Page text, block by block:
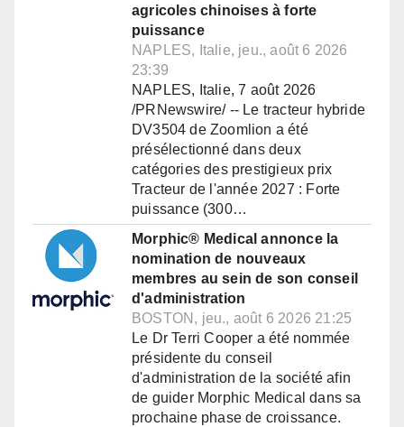
agricoles chinoises à forte
puissance
NAPLES, Italie, jeu., août 6 2026
23:39
NAPLES, Italie, 7 août 2026
/PRNewswire/ -- Le tracteur hybride
DV3504 de Zoomlion a été
présélectionné dans deux
catégories des prestigieux prix
Tracteur de l'année 2027 : Forte
puissance (300…
Morphic® Medical annonce la
nomination de nouveaux
membres au sein de son conseil
d'administration
BOSTON, jeu., août 6 2026 21:25
Le Dr Terri Cooper a été nommée
présidente du conseil
d'administration de la société afin
de guider Morphic Medical dans sa
prochaine phase de croissance.